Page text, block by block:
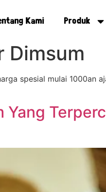
Kami Produk
Dimsum
spesial mulai 1000an